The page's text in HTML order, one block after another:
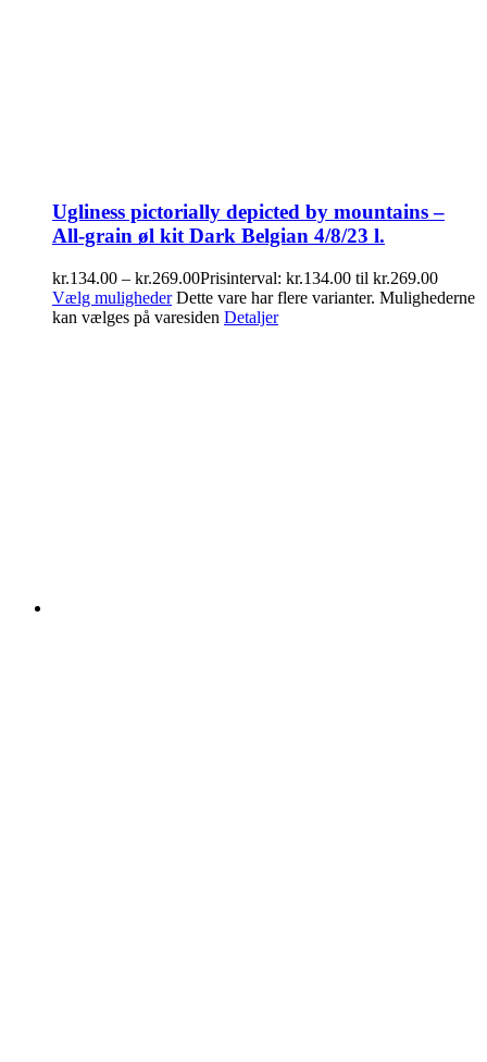
Ugliness pictorially depicted by mountains –
All-grain øl kit Dark Belgian 4/8/23 l.
kr.134.00 – kr.269.00Prisinterval: kr.134.00 til kr.269.00
Vælg muligheder Dette vare har flere varianter. Mulighederne
kan vælges på varesiden Detaljer